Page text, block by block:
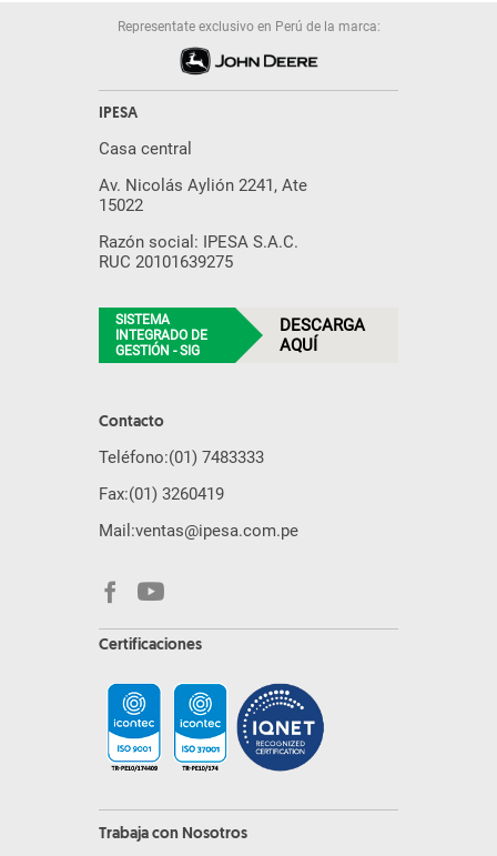
Representate exclusivo en Perú de la marca:
IPESA
Casa central
Av. Nicolás Aylión 2241, Ate
15022
Razón social: IPESA S.A.C.
RUC 20101639275
SISTEMA
INTEGRADO DE
GESTIÓN - SIG
DESCARGA
AQUÍ
Contacto
Teléfono:(01) 7483333
Fax:(01) 3260419
Mail:ventas@ipesa.com.pe
Certificaciones
Trabaja con Nosotros